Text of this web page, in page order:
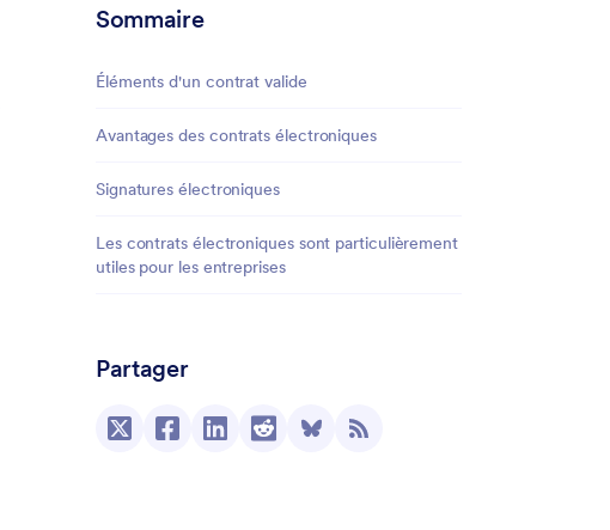
Sommaire
Éléments d'un contrat valide
Avantages des contrats électroniques
Signatures électroniques
Les contrats électroniques sont particulièrement
utiles pour les entreprises
Partager